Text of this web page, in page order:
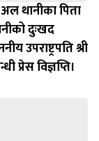
थानीका पिता
दुःखद
उपराष्ट्रपति श्री
प्रेस विज्ञप्ति।